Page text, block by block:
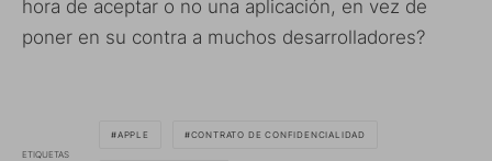
hora de aceptar o no una aplicación, en vez de
poner en su contra a muchos desarrolladores?
ETIQUETAS
APPLE CONTRATO DE CONFIDENCIALIDAD